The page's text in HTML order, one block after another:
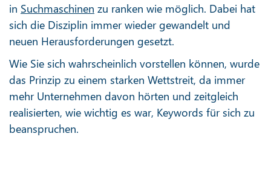
in Suchmaschinen zu ranken wie möglich. Dabei hat
sich die Disziplin immer wieder gewandelt und
neuen Herausforderungen gesetzt.
Wie Sie sich wahrscheinlich vorstellen können, wurde
das Prinzip zu einem starken Wettstreit, da immer
mehr Unternehmen davon hörten und zeitgleich
realisierten, wie wichtig es war, Keywords für sich zu
beanspruchen.